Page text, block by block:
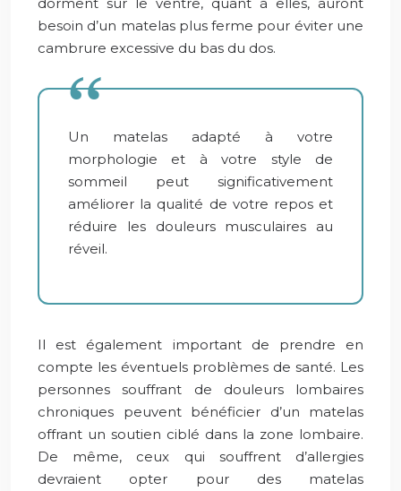
besoin d’un matelas plus ferme pour éviter une
cambrure excessive du bas du dos.
Un matelas adapté à votre
morphologie et à votre style de
sommeil peut significativement
améliorer la qualité de votre repos et
réduire les douleurs musculaires au
réveil.
Il est également important de prendre en
compte les éventuels problèmes de santé. Les
personnes souffrant de douleurs lombaires
chroniques peuvent bénéficier d’un matelas
offrant un soutien ciblé dans la zone lombaire.
De même, ceux qui souffrent d’allergies
devraient opter pour des matelas